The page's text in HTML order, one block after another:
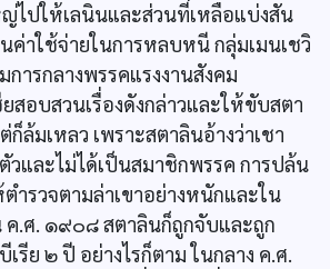
ญ่ไปให้เลนินและส่วนที่เหลือแบ่งสัน
ค่าใช้จ่ายในการหลบหนี กลุ่มเมนเชวิ
ารกลางพรรคแรงงานสังคม
สอบสวนเรื่องดังกล่าวและให้ขับสตา
ล้มเหลว เพราะสตาลินอ้างว่าเชา
วและไม่ได้เป็นสมาชิกพรรค การปล้น
ำรวจตามล่าเขาอย่างหนักและใน
ค.ศ. ๑๙๐๘ สตาลินก็ถูกจับและถูก
รีย ๒ ปี อย่างไรก็ตาม ในกลาง ค.ศ.